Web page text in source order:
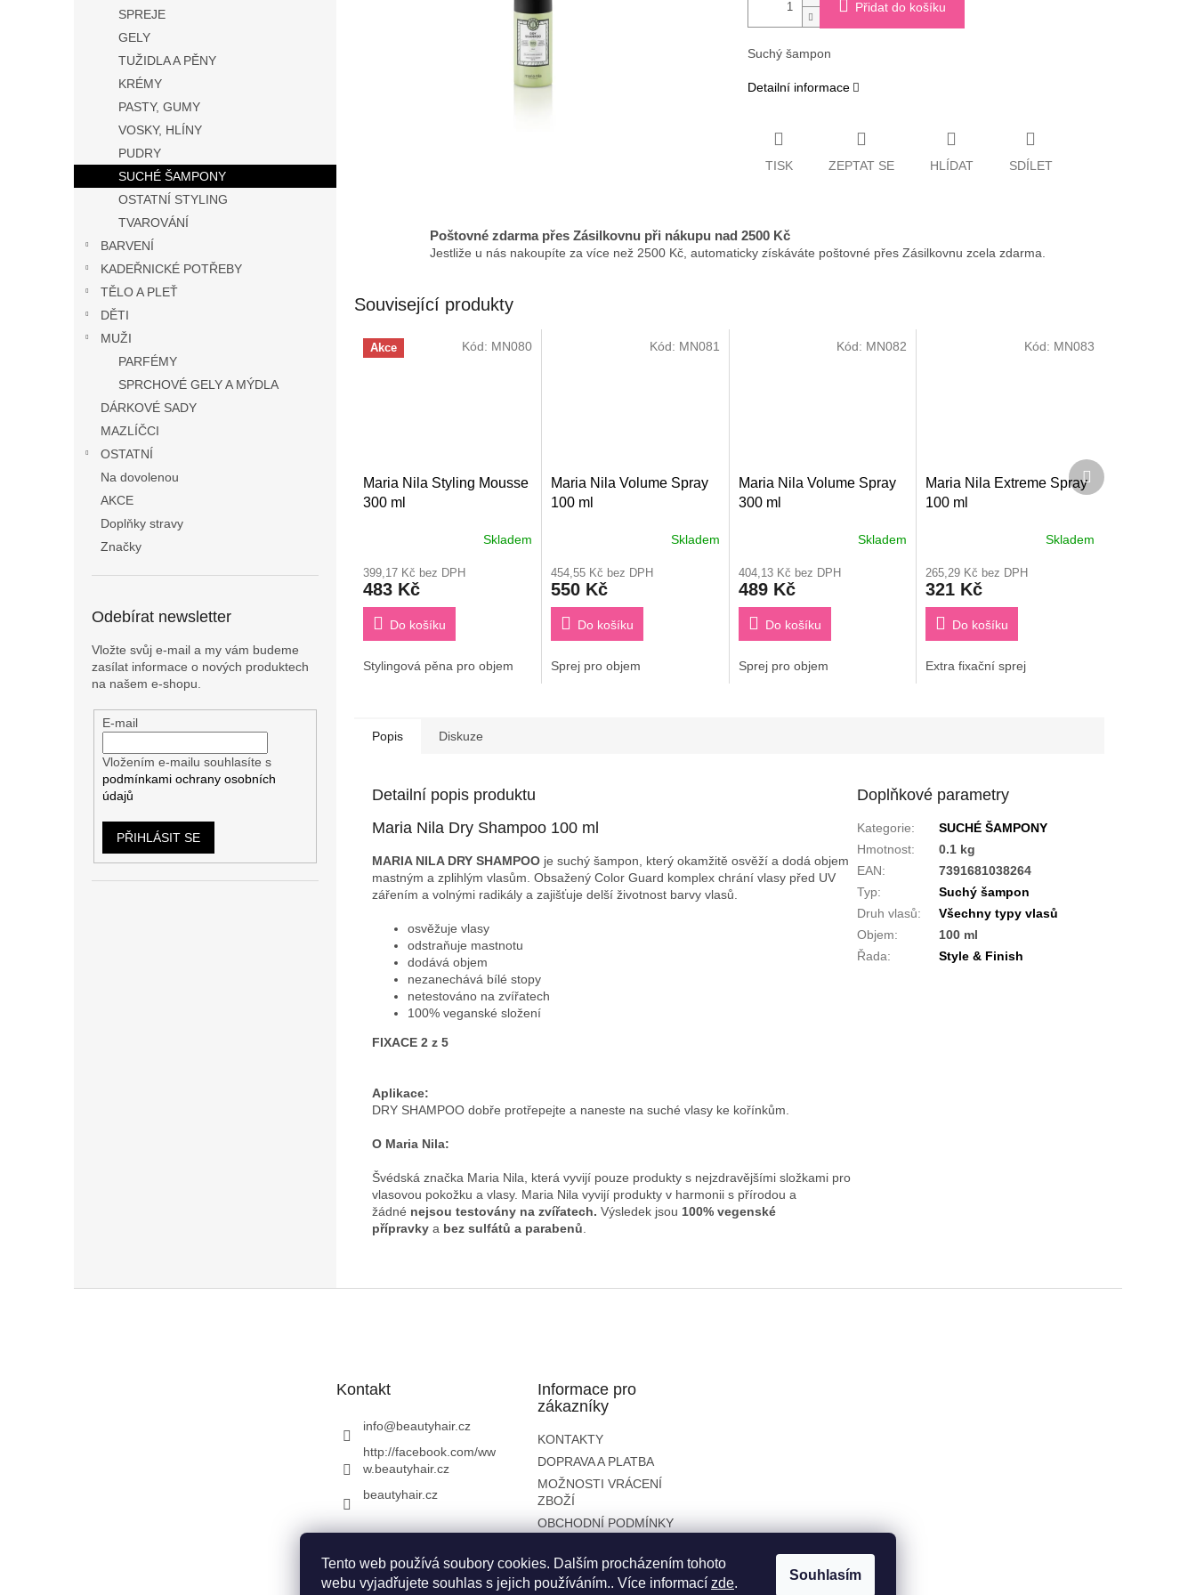
Tento web používá soubory cookies. Dalším procházením tohoto
webu vyjadřujete souhlas s jejich používáním.. Více informací zde.
Souhlasím
SPREJE
GELY
TUŽIDLA A PĚNY
KRÉMY
PASTY, GUMY
VOSKY, HLÍNY
PUDRY
SUCHÉ ŠAMPONY
OSTATNÍ STYLING
TVAROVÁNÍ
BARVENÍ
KADEŘNICKÉ POTŘEBY
TĚLO A PLEŤ
DĚTI
MUŽI
PARFÉMY
SPRCHOVÉ GELY A MÝDLA
DÁRKOVÉ SADY
MAZLÍČCI
OSTATNÍ
Na dovolenou
AKCE
Doplňky stravy
Značky
Odebírat newsletter
Vložte svůj e-mail a my vám budeme
zasílat informace o nových produktech
na našem e-shopu.
E-mail
Vložením e-mailu souhlasíte s
podmínkami ochrany osobních
údajů
PŘIHLÁSIT SE
Přidat do košíku
Suchý šampon
Detailní informace
TISK ZEPTAT SE HLÍDAT SDÍLET
Poštovné zdarma přes Zásilkovnu při nákupu nad 2500 Kč
Jestliže u nás nakoupíte za více než 2500 Kč, automaticky získáváte poštovné přes Zásilkovnu zcela zdarma.
Související produkty
Akce
Maria Nila Styling Mousse
300 ml
Skladem
399,17 Kč bez DPH
483 Kč
Do košíku
Stylingová pěna pro objem
Kód: MN080
Maria Nila Volume Spray
100 ml
Skladem
454,55 Kč bez DPH
550 Kč
Do košíku
Sprej pro objem
Kód: MN081
Maria Nila Volume Spray
300 ml
Skladem
404,13 Kč bez DPH
489 Kč
Do košíku
Sprej pro objem
Kód: MN082
Maria Nila Extreme Spray
100 ml
Skladem
265,29 Kč bez DPH
321 Kč
Do košíku
Extra fixační sprej
Kód: MN083
Další
produkt
Popis Diskuze
Detailní popis produktu
Maria Nila Dry Shampoo 100 ml
MARIA NILA DRY SHAMPOO je suchý šampon, který okamžitě osvěží a dodá objem
mastným a zplihlým vlasům. Obsažený Color Guard komplex chrání vlasy před UV
zářením a volnými radikály a zajišťuje delší životnost barvy vlasů.
osvěžuje vlasy
odstraňuje mastnotu
dodává objem
nezanechává bílé stopy
netestováno na zvířatech
100% veganské složení
FIXACE 2 z 5
Aplikace:
DRY SHAMPOO dobře protřepejte a naneste na suché vlasy ke kořínkům.
O Maria Nila:
Švédská značka Maria Nila, která vyvijí pouze produkty s nejzdravějšími složkami pro
vlasovou pokožku a vlasy. Maria Nila vyvijí produkty v harmonii s přírodou a
žádné nejsou testovány na zvířatech. Výsledek jsou 100% vegenské
přípravky a bez sulfátů a parabenů.
Doplňkové parametry
Kategorie:
SUCHÉ ŠAMPONY
Hmotnost:
0.1 kg
EAN:
7391681038264
Typ:
Suchý šampon
Druh vlasů:
Všechny typy vlasů
Objem:
100 ml
Řada: Style & Finish
Kontakt
info@beautyhair.cz
http://facebook.com/ww
w.beautyhair.cz
beautyhair.cz
Informace pro
zákazníky
KONTAKTY
DOPRAVA A PLATBA
MOŽNOSTI VRÁCENÍ
ZBOŽÍ
OBCHODNÍ PODMÍNKY
ÚDAJŮ